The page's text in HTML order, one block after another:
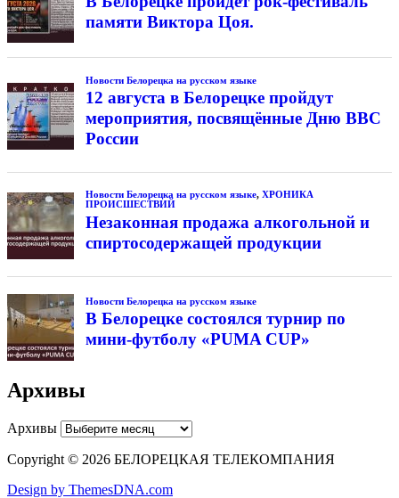
памяти Виктора Цоя.
Новости Белорецка на русском языке
12 августа в Белорецке пройдут
мероприятия, посвящённые Дню ВВС
России
Новости Белорецка на русском языке, ХРОНИКА
ПРОИСШЕСТВИЙ
Незаконная продажа алкогольной и
спиртосодержащей продукции
Новости Белорецка на русском языке
В Белорецке состоялся турнир по
мини-футболу «PUMA CUP»
Архивы
Архивы
Copyright © 2026 БЕЛОРЕЦКАЯ ТЕЛЕКОМПАНИЯ
Design by ThemesDNA.com